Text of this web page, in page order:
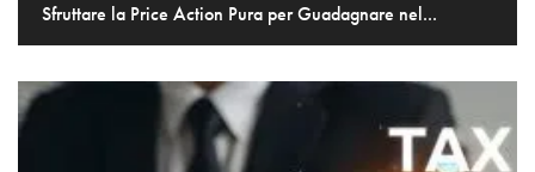
Sfruttare la Price Action Pura per Guadagnare nel...